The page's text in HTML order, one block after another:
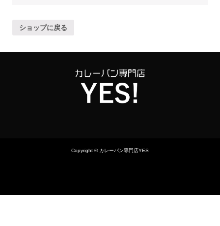
ショップに戻る
Copyright © カレーパン専門店YES